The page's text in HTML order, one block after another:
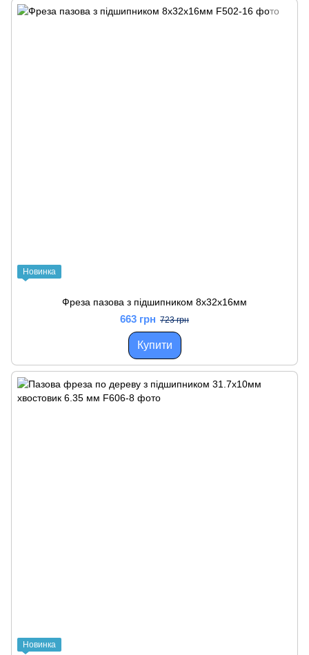
Новинка
Фреза пазова з підшипником 8x32x16мм
663 грн 723 грн
Купити
Новинка